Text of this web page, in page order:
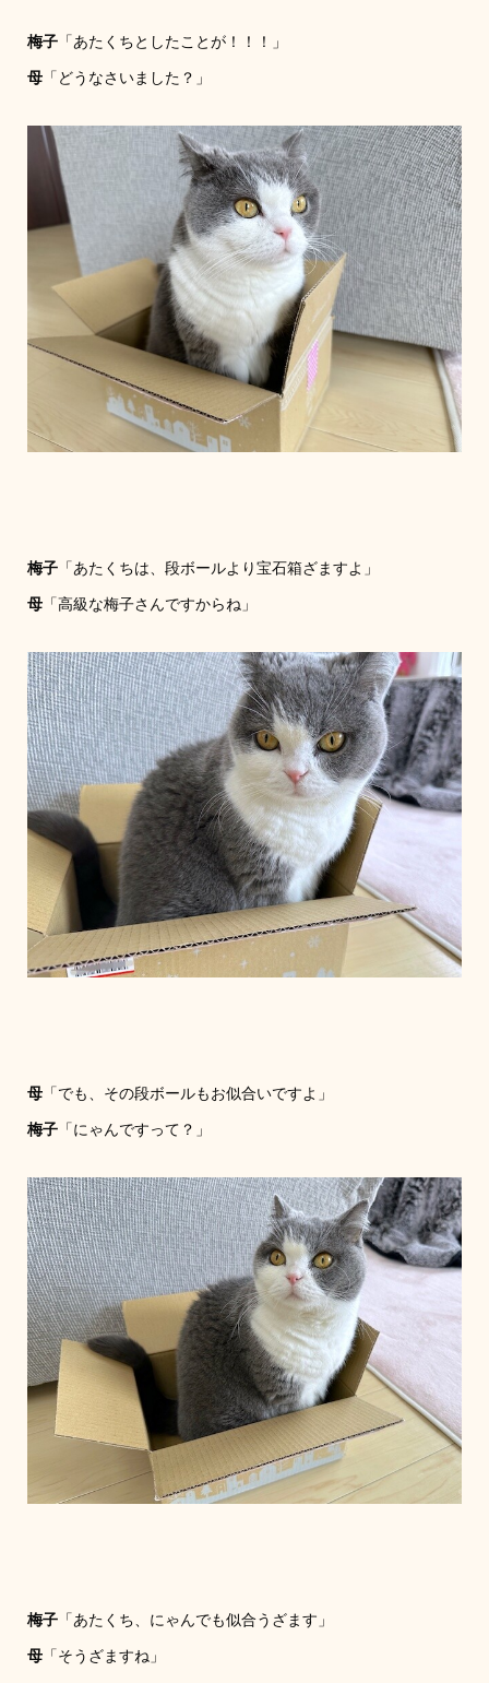
梅子「あたくちとしたことが！！！」
母「どうなさいました？」
梅子「あたくちは、段ボールより宝石箱ざますよ」
母「高級な梅子さんですからね」
母「でも、その段ボールもお似合いですよ」
梅子「にゃんですって？」
梅子「あたくち、にゃんでも似合うざます」
母「そうざますね」